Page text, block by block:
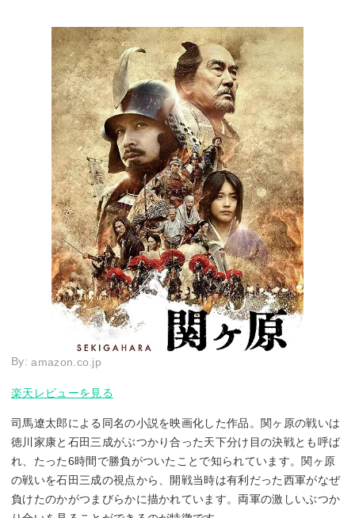
By:amazon.co.jp
楽天レビューを見る
司馬遼太郎による同名の小説を映画化した作品。関ヶ原の戦いは
徳川家康と石田三成がぶつかり合った天下分け目の決戦とも呼ば
れ、たった6時間で勝負がついたことで知られています。関ヶ原
の戦いを石田三成の視点から、開戦当時は有利だった西軍がなぜ
負けたのかがつまびらかに描かれています。両軍の激しいぶつか